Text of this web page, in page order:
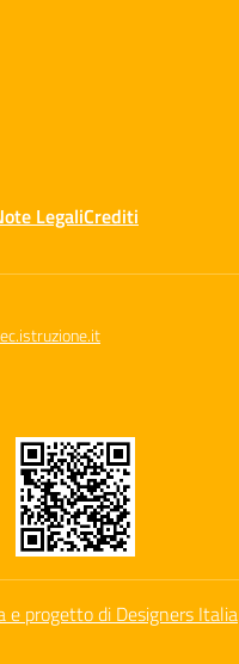
LegaliCrediti
e progetto di Designers Italia